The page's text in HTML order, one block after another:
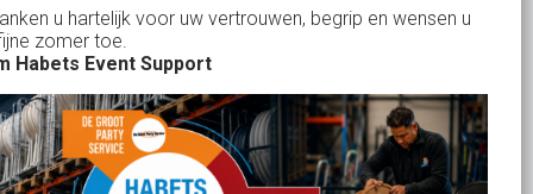
Horeca verhuur
Partyverhuur
Je vindt ons op
u hartelijk voor uw vertrouwen, begrip en wensen u
zomer toe.
Habets Event Support